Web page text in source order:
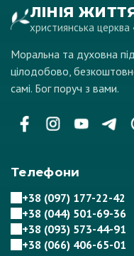
ЛІНІЯ
християнська церква
Моральна та духовна
цілодобово,
самі. Бог поруч з вами.
Телефони
+38 (097) 177-22-42
+38 (044) 501-69-36
+38 (093) 573-44-91
+38 (066) 406-65-01